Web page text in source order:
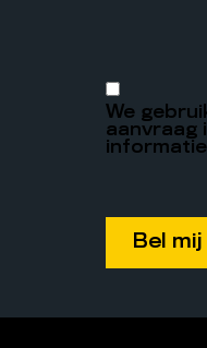
We
aanvraag